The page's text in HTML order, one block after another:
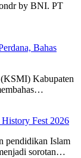
by BNI. PT
Bahas
Kabupaten
Fest 2026
pendidikan Islam
sorotan…